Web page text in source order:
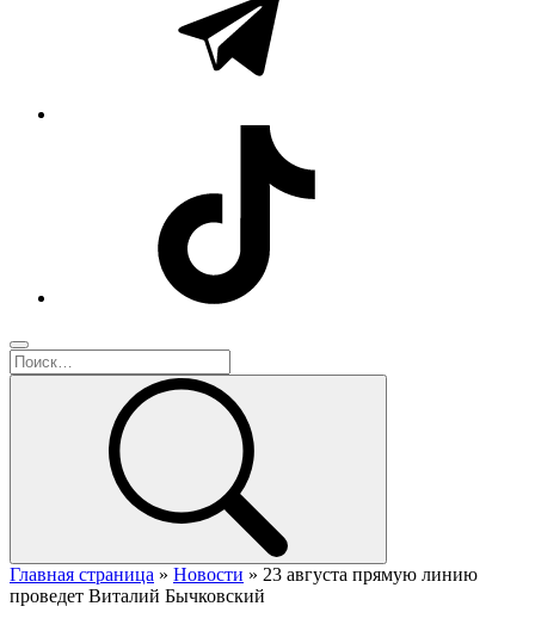
Главная страница » Новости » 23 августа прямую линию
проведет Виталий Бычковский